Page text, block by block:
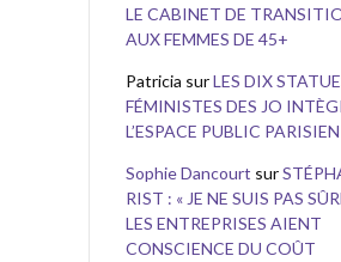
LE CABINET DE
AUX FEMMES DE 45+
Patricia surLES DIX
FÉMINISTES DES JO
L’ESPACE PUBLIC PARISIEN
Sophie Dancourt sur
RIST : « JE NE SUIS PAS
LES ENTREPRISES AIENT
CONSCIENCE DU COÛT